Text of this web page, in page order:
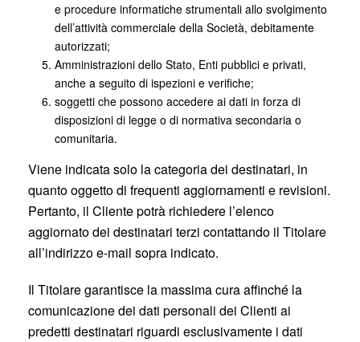
e procedure informatiche strumentali allo svolgimento
dell’attività commerciale della Società, debitamente
autorizzati;
Amministrazioni dello Stato, Enti pubblici e privati,
anche a seguito di ispezioni e verifiche;
soggetti che possono accedere ai dati in forza di
disposizioni di legge o di normativa secondaria o
comunitaria.
Viene indicata solo la categoria dei destinatari, in
quanto oggetto di frequenti aggiornamenti e revisioni.
Pertanto, il Cliente potrà richiedere l’elenco
aggiornato dei destinatari terzi contattando il Titolare
all’indirizzo e-mail sopra indicato.
Il Titolare garantisce la massima cura affinché la
comunicazione dei dati personali dei Clienti ai
predetti destinatari riguardi esclusivamente i dati